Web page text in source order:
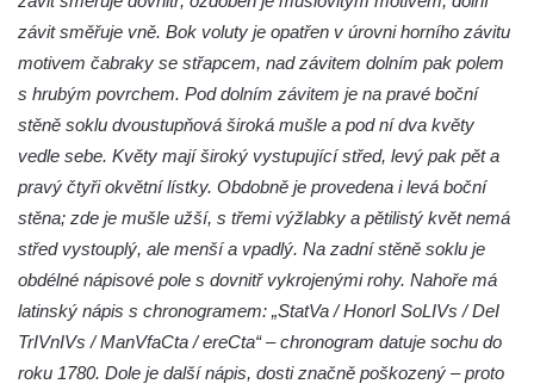
Kříž na návsi v Lužici
Kříž na návsi v Dobrčicích
Kříž u domu čp. 3 v Chrámcích
Kříž u polní cesty severozápadně od Kozel
Údajný kříž na návsi v Kozlech
Centrální kříž hřbitova v Kozlech
Pamětní kříž na Lovoši
Kříž na rozcestí u domu čp. 49 ve Svojkově
Centrální kříž bývalého hřbitova v Horním
Chlumu
závit směřuje vně. Bok voluty je opatřen v úrovni horního závitu
motivem čabraky se střapcem, nad závitem dolním pak polem
s hrubým povrchem. Pod dolním závitem je na pravé boční
stěně soklu dvoustupňová široká mušle a pod ní dva květy
vedle sebe. Květy mají široký vystupující střed, levý pak pět a
pravý čtyři okvětní lístky. Obdobně je provedena i levá boční
stěna; zde je mušle užší, s třemi výžlabky a pětilistý květ nemá
střed vystouplý, ale menší a vpadlý. Na zadní stěně soklu je
obdélné nápisové pole s dovnitř vykrojenými rohy. Nahoře má
latinský nápis s chronogramem: „StatVa / HonorI SoLIVs / DeI
TrIVnIVs / ManVfaCta / ereCta“ – chronogram datuje sochu do
roku 1780. Dole je další nápis, dosti značně poškozený – proto